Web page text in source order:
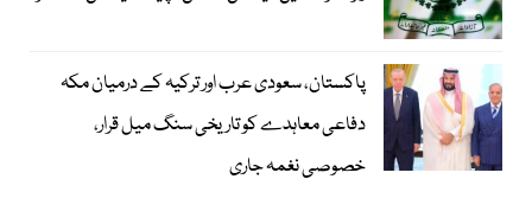
پاکستان، سعودی عرب اور ترکیہ کے درمیان مکہ
دفاعی معاہدے کو تاریخی سنگ میل قرار،
خصوصی نغمہ جاری